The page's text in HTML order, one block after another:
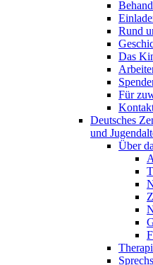
Rund
Das
Für
Deutsches
und
Über